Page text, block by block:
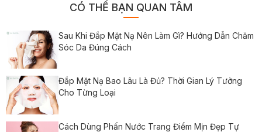
CÓ THỂ BẠN QUAN TÂM
Sau Khi Đắp Mặt Nạ Nên Làm Gì? Hướng Dẫn Chăm
Sóc Da Đúng Cách
Đắp Mặt Nạ Bao Lâu Là Đủ? Thời Gian Lý Tưởng
Cho Từng Loại
Cách Dùng Phấn Nước Trang Điểm Mịn Đẹp Tự